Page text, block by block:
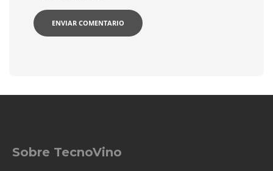
Sobre TecnoVino